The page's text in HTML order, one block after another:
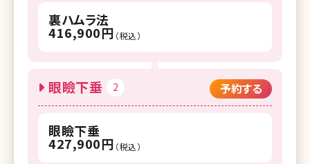
裏ハムラ法
416,900円 （税込）
眼瞼下垂 2 予約する
眼瞼下垂
427,900円 （税込）